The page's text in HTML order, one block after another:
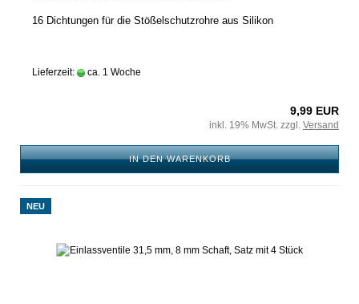
16 Dichtungen für die Stößelschutzrohre aus Silikon
Lieferzeit: ca. 1 Woche
9,99 EUR
inkl. 19% MwSt. zzgl. Versand
IN DEN WARENKORB
NEU